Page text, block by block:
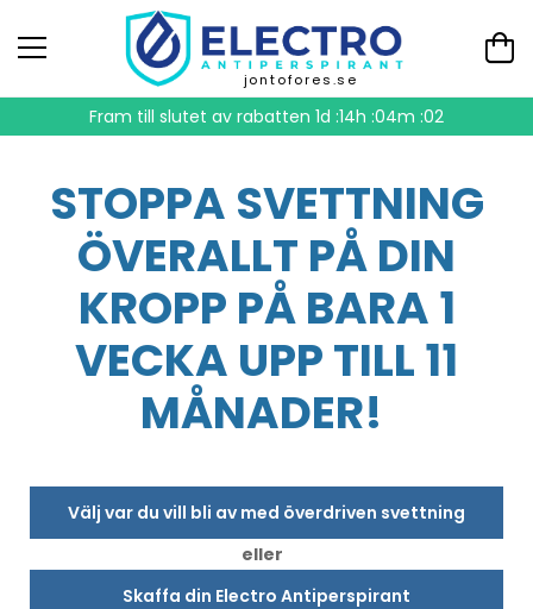
jontofores.se
Fram till slutet av rabatten1d :14h :04m :01
STOPPA SVETTNING
ÖVERALLT PÅ DIN
KROPP PÅ BARA 1
VECKA UPP TILL 11
MÅNADER!
Välj var du vill bli av med överdriven svettning
eller
Skaffa din Electro Antiperspirant